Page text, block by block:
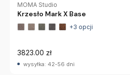
MOMA Studio
Krzesło Mark X Base
+3 opcji
3823.00 zł
wysyłka: 42-56 dni